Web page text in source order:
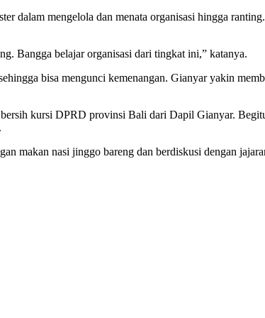
mengelola dan menata organisasi hingga
Bangga belajar organisasi dari tingkat ini,” katanya.
bisa mengunci kemenangan. Gianyar yakin
kursi DPRD provinsi Bali dari Dapil Gianyar.
makan nasi jinggo bareng dan berdiskusi dengan